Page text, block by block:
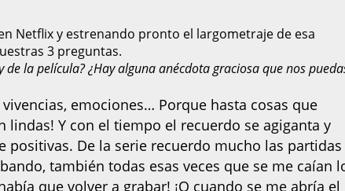
Netflix y estrenando pronto el largometraje de esa
3 preguntas.
la película? ¿Hay alguna anécdota graciosa que nos
emociones… Porque hasta cosas que
lindas! Y con el tiempo el recuerdo se agiganta y
positivas. De la serie recuerdo mucho las
también todas esas veces que se me caían
que volver a grabar! ¡O cuando se me abría el